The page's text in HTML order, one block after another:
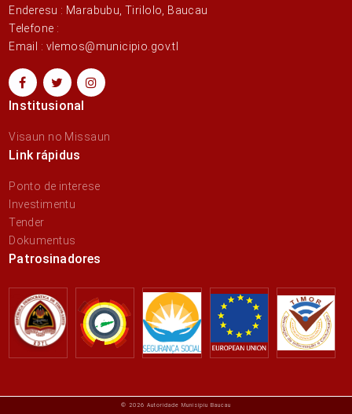
Enderesu : Marabubu, Tirilolo, Baucau
Telefone :
Email : vlemos@municipio.gov.tl
Institusional
Visaun no Missaun
Link rápidus
Ponto de interese
Investimentu
Tender
Dokumentus
Patrosinadores
© 2026 Autoridade Munisípiu Baucau